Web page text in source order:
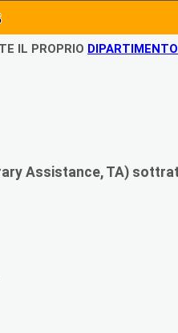
IL PROPRIO
Assistance, TA)